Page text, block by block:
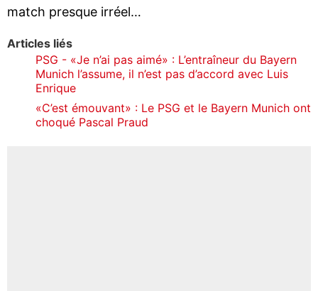
match presque irréel…
Articles liés
PSG - «Je n’ai pas aimé» : L’entraîneur du Bayern
Munich l’assume, il n’est pas d’accord avec Luis
Enrique
«C’est émouvant» : Le PSG et le Bayern Munich ont
choqué Pascal Praud